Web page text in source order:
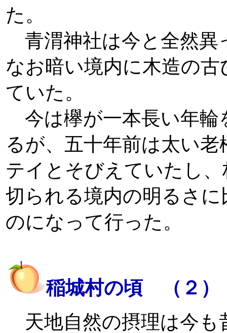
た。
青渭神社は今と全然異
なお暗い境内に木造の
ていた。
今は欅が一本長い年輪
るが、五十年前は太い
テイとそびえていたし
切られる境内の明るさ
のになって行った。
稲城村の頃 （２）
天地自然の摂理は今も